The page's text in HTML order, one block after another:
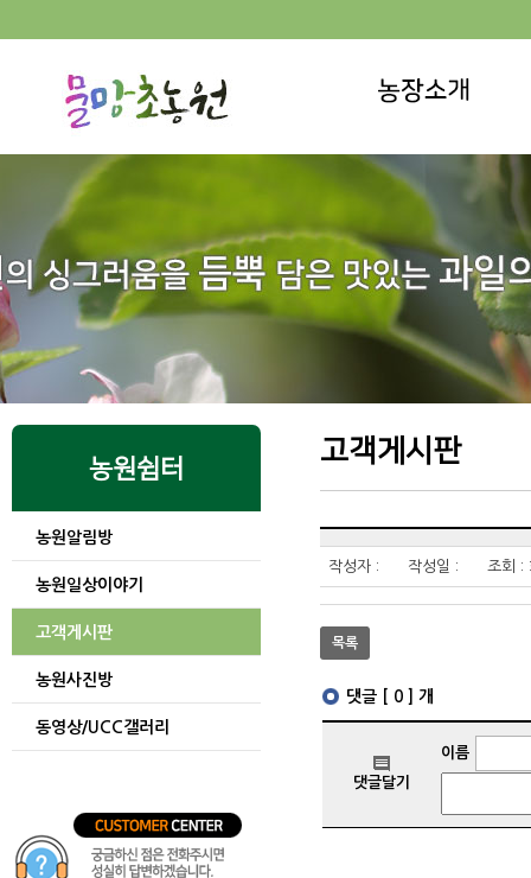
농원쉼터
농원알림방
농원일상이야기
고객게시판
농원사진방
동영상/UCC갤러리
고객게시판
보기
테이블
게시글을
보기
위한
작성자 : 작성일 : 조회 :
목록